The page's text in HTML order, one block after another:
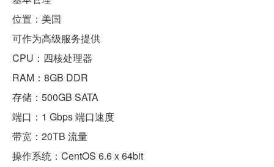
位置：美国
可作为高级服务提供
CPU：四核处理器
RAM：8GB DDR
存储：500GB SATA
端口：1 Gbps 端口速度
带宽：20TB 流量
操作系统：CentOS 6.6 x 64bit